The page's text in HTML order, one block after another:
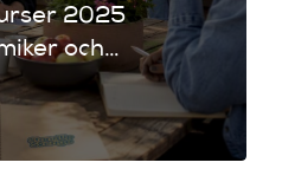
2025
och
Lär dig
och få
med